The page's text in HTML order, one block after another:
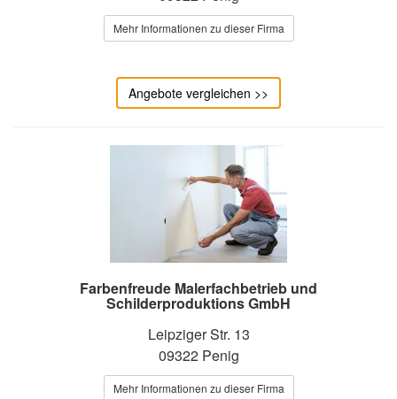
Mehr Informationen zu dieser Firma
Angebote vergleichen >>
Farbenfreude Malerfachbetrieb und
Schilderproduktions GmbH
Leipziger Str. 13
09322 Penig
Mehr Informationen zu dieser Firma